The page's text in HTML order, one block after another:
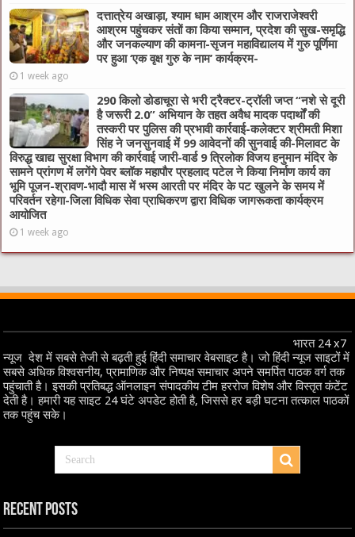
दत्तात्रेय अखाड़ा, श्याम धाम आश्रम और राजराजेश्वरी
आश्रम पहुंचकर संतों का किया सम्मान, प्रदेश की सुख-समृद्धि
और जनकल्याण की कामना-सृजन महाविद्यालय में गुरु पूर्णिमा
पर हुआ ‘एक वृक्ष गुरु के नाम’ कार्यक्रम-
1 week ago
290 किलो डोडाचूरा से भरी ट्रैक्टर-ट्रॉली जप्त “नशे से दूरी
है जरूरी 2.0” अभियान के तहत अवैध मादक पदार्थों की
तस्करी पर पुलिस की प्रभावी कार्रवाई-कलेक्टर श्रीमती मिशा
सिंह ने जनसुनवाई में 99 आवेदनों की सुनवाई की-मिलावट के
विरुद्ध खाद्य सुरक्षा विभाग की कार्रवाई जारी-वार्ड 9 त्रिलोक विजय हनुमान मंदिर के
सामने प्रांगण में लगेंगे पेवर ब्लॉक महापौर प्रहलाद पटेल ने किया निर्माण कार्य का
भूमि पूजन-श्रावण-भादौ मास में भस्म आरती पर मंदिर के पट खुलने के समय में
परिवर्तन रहेगा-जिला विधिक सेवा प्राधिकरण द्वारा विधिक जागरूकता कार्यक्रम
आयोजित
1 week ago
भारत 24 x7
न्यूज देश में सबसे तेजी से बढ़ती हुई हिंदी समाचार वेबसाइट है। जो हिंदी न्यूज साइटों में
सबसे अधिक विश्वसनीय, प्रामाणिक और निष्पक्ष समाचार अपने समर्पित पाठक वर्ग तक
पहुंचाती है। इसकी प्रतिबद्ध ऑनलाइन संपादकीय टीम हररोज विशेष और विस्तृत कंटेंट
देती है। हमारी यह साइट 24 घंटे अपडेट होती है, जिससे हर बड़ी घटना तत्काल पाठकों
तक पहुंच सके।
Recent Posts